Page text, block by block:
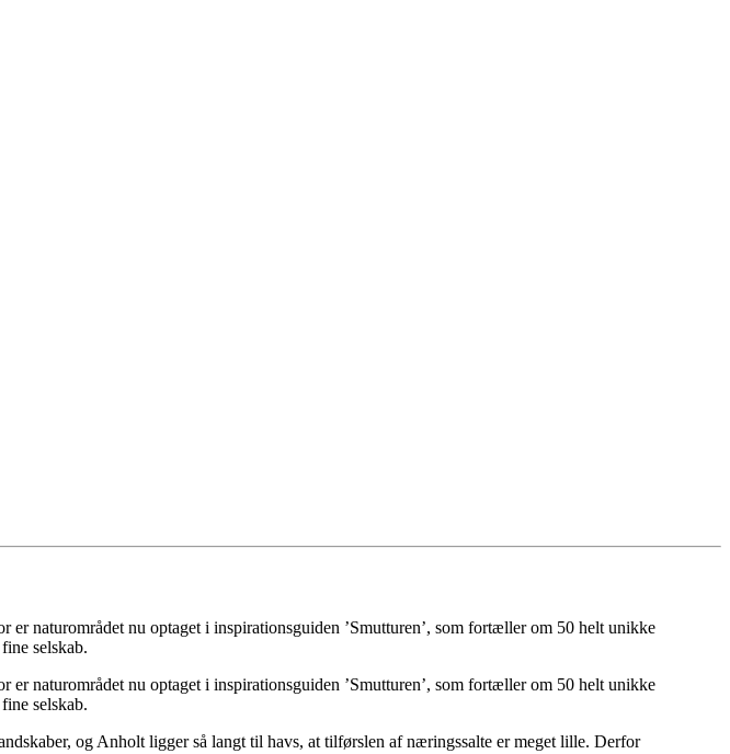
naturområdet nu optaget i inspirationsguiden ’Smutturen’, som fortæller om 50 helt unikke
selskab.
naturområdet nu optaget i inspirationsguiden ’Smutturen’, som fortæller om 50 helt unikke
selskab.
og Anholt ligger så langt til havs, at tilførslen af næringssalte er meget lille. Derfor